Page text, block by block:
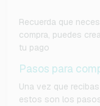
Recuerda que
compra, puedes
tu pago
Pasos para
Una vez que
estos son los